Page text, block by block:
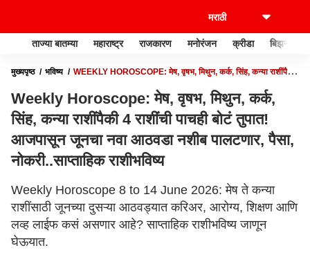
ताज्या बातम्या महाराष्ट्र राजकारण मनोरंजन क्रीडा बिझनेस
मुख्यपृष्ठ भविष्य
WEEKLY HOROSCOPE: मेष, वृषभ, मिथुन, कर्क, सिंह, कन्या राशींपैकी
नोकरी..साप्ताहिक राशीभविष्य
Weekly Horoscope: मेष, वृषभ, मिथुन, कर्क,
सिंह, कन्या राशींपैकी 4 राशींची पाचही बोटं तुपात!
आजपासून जूनचा नवा आठवडा नशीब पालटणार, पैसा,
नोकरी..साप्ताहिक राशीभविष्य
Weekly Horoscope 8 to 14 June 2026: मेष ते कन्या
राशींसाठी जूनच्या दुसऱ्या आठवड्यात करिअर, आरोग्य, शिक्षण आणि
लव्ह लाईफ कसं असणार आहे? साप्ताहिक राशीभविष्य जाणून
घेऊयात.